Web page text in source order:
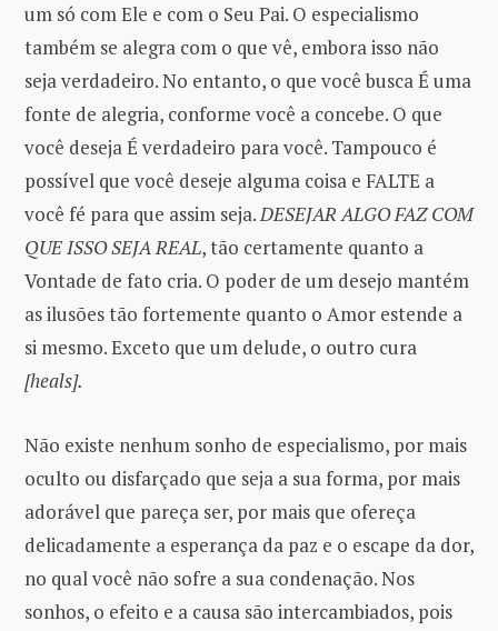
um só com Ele e com o Seu Pai. O especialismo
também se alegra com o que vê, embora isso não
seja verdadeiro. No entanto, o que você busca É uma
fonte de alegria, conforme você a concebe. O que
você deseja É verdadeiro para você. Tampouco é
possível que você deseje alguma coisa e FALTE a
você fé para que assim seja.DESEJAR ALGO FAZ COM
QUE ISSO SEJA REAL, tão certamente quanto a
Vontade de fato cria. O poder de um desejo mantém
as ilusões tão fortemente quanto o Amor estende a
si mesmo. Exceto que um delude, o outro cura
[heals].
Não existe nenhum sonho de especialismo, por mais
oculto ou disfarçado que seja a sua forma, por mais
adorável que pareça ser, por mais que ofereça
delicadamente a esperança da paz e o escape da dor,
no qual você não sofre a sua condenação. Nos
sonhos, o efeito e a causa são intercambiados, pois